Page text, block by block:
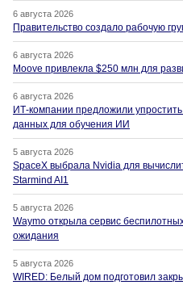
6 августа 2026
Правительство создало рабочую
6 августа 2026
Moove привлекла $250 млн для
6 августа 2026
ИТ-компании предложили
данных для обучения ИИ
5 августа 2026
SpaceX выбрала Nvidia для
Starmind AI1
5 августа 2026
Waymo открыла сервис
ожидания
5 августа 2026
WIRED: Белый дом подготовил